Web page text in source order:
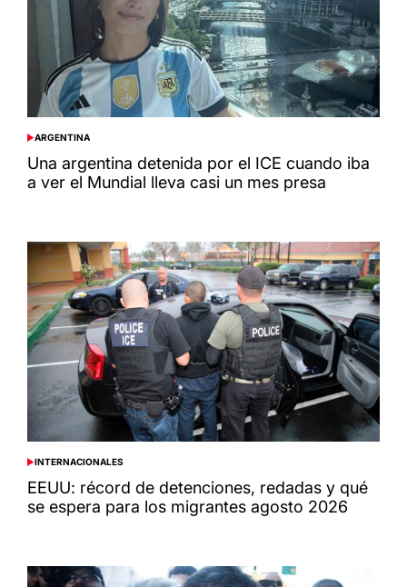
POSTED
IN
ARGENTINA
Una argentina detenida por el ICE cuando iba
a ver el Mundial lleva casi un mes presa
POSTED
IN
INTERNACIONALES
EEUU: récord de detenciones, redadas y qué
se espera para los migrantes agosto 2026